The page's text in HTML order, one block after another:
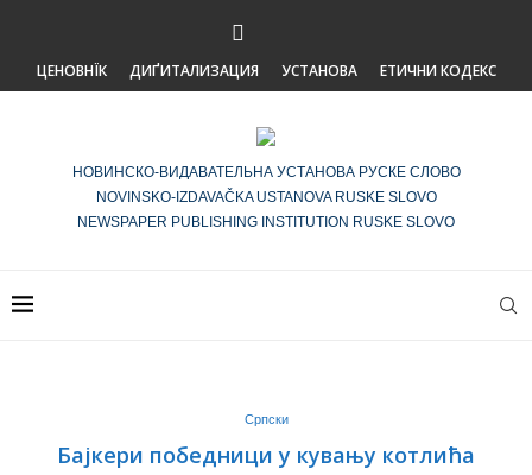
ЦЕНОВНЇК ДИҐИТАЛИЗАЦИЯ УСТАНОВА ЕТИЧНИ КОДЕКС
НОВИНСКО-ВИДАВАТЕЛЬНА УСТАНОВА РУСКЕ СЛОВО
NOVINSKO-IZDAVAČKA USTANOVA RUSKE SLOVO
NEWSPAPER PUBLISHING INSTITUTION RUSKE SLOVO
Српски
Бајкери победници у кувању котлића